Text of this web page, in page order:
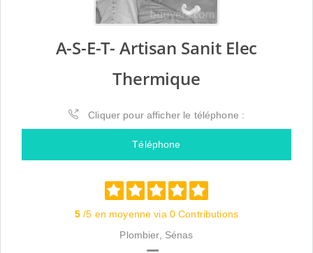
A-S-E-T- Artisan Sanit Elec
Thermique
Cliquer pour afficher le téléphone :
Téléphone
5 /5 en moyenne via 0 Contributions
Plombier, Sénas